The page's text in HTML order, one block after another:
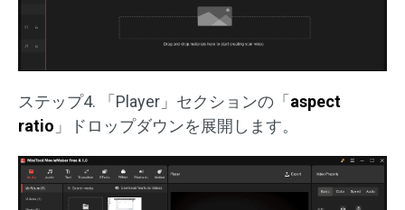
ステップ4. 「Player」セクションの「aspect
ratio 」ドロップダウンを展開します。